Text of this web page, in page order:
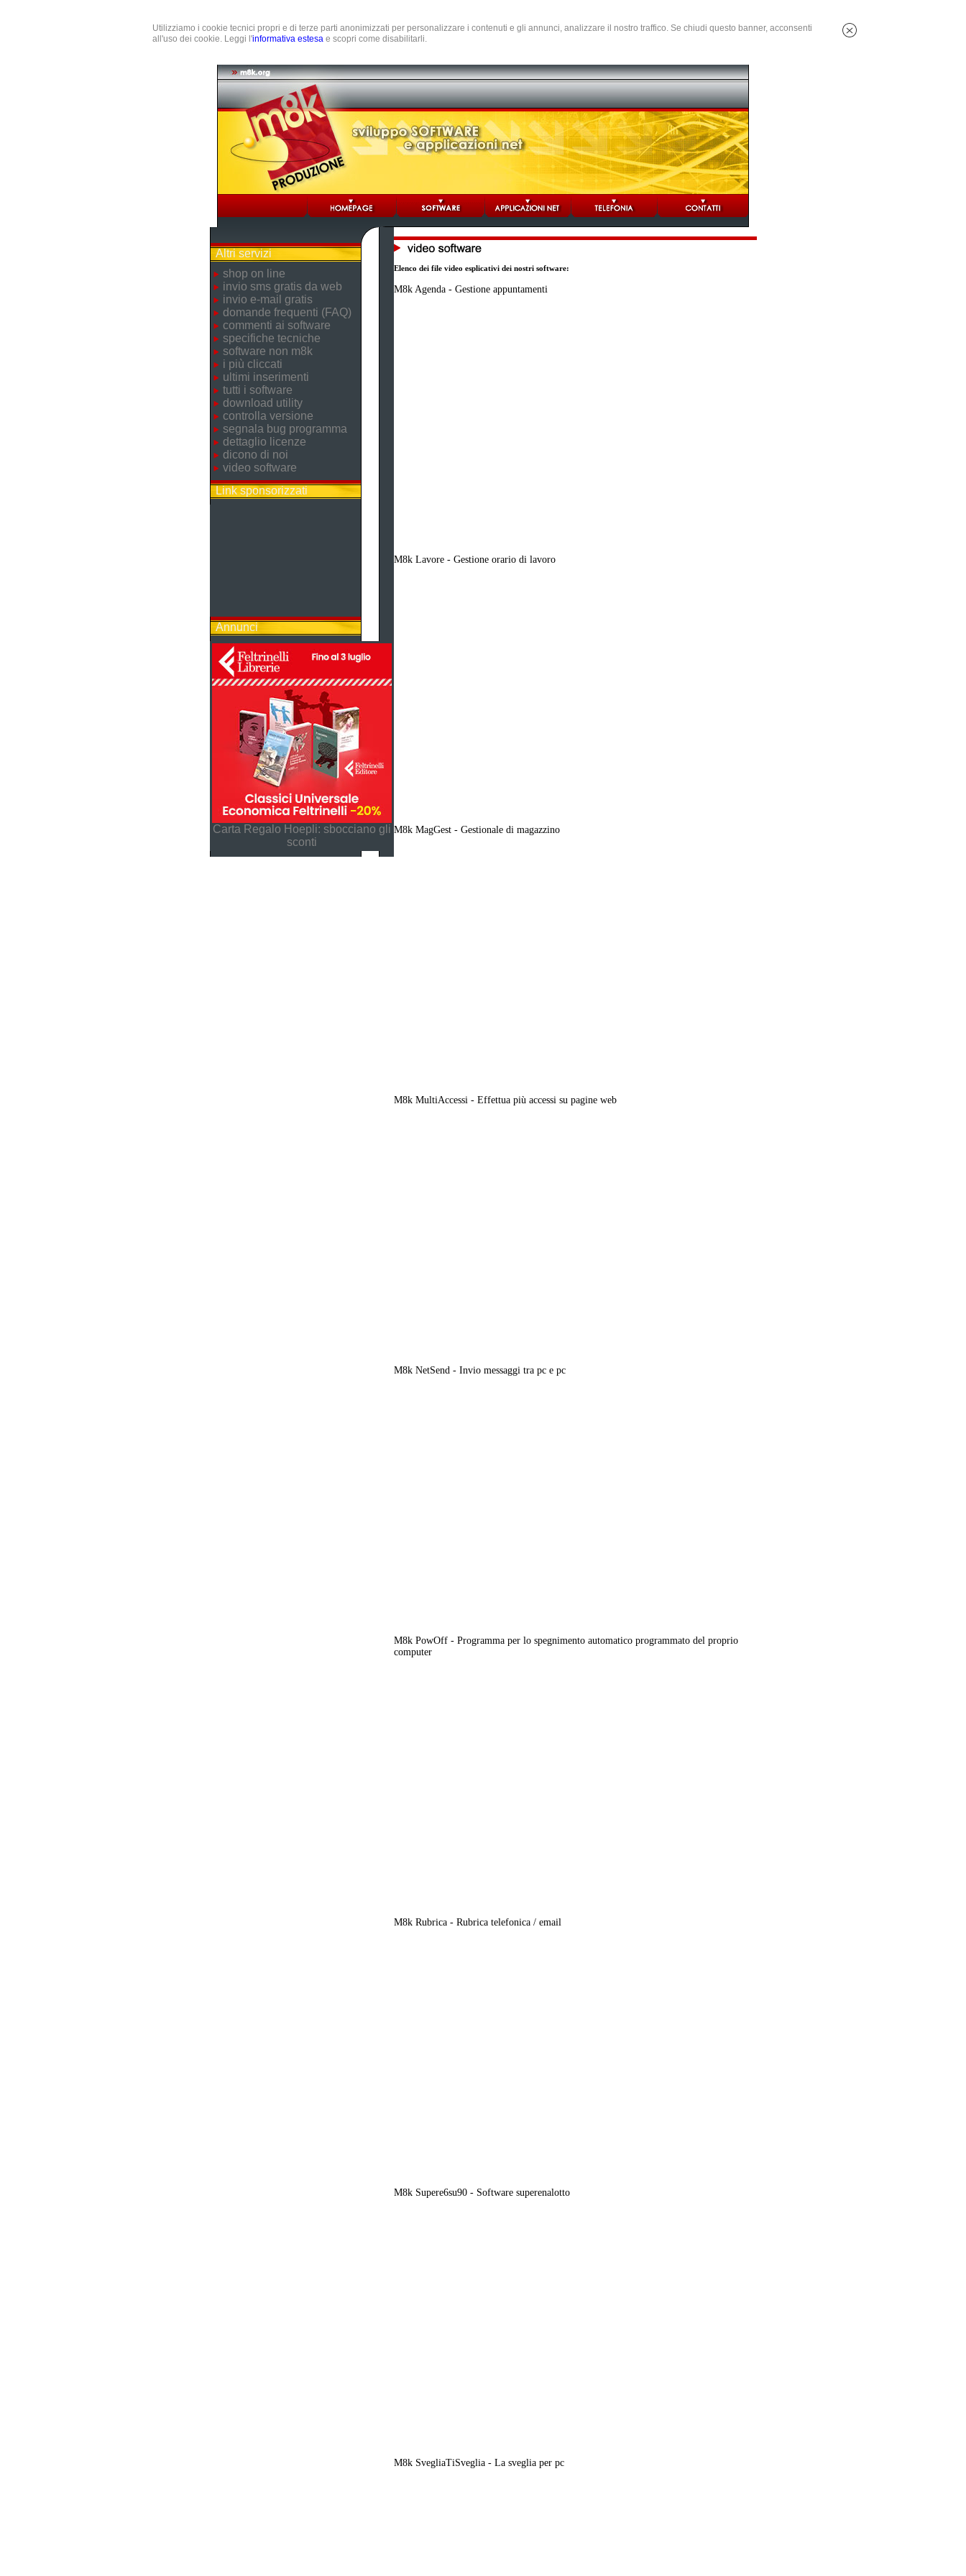
Utilizziamo i cookie tecnici propri e di terze parti anonimizzati per personalizzare i contenuti e gli annunci, analizzare il nostro traffico. Se chiudi questo banner, acconsenti
all'uso dei cookie. Leggi l'informativa estesa e scopri come disabilitarli.
Altri servizi
shop on line
invio sms gratis da web
invio e-mail gratis
domande frequenti (FAQ)
commenti ai software
specifiche tecniche
software non m8k
i più cliccati
ultimi inserimenti
tutti i software
download utility
controlla versione
segnala bug programma
dettaglio licenze
dicono di noi
video software
Link sponsorizzati
Annunci
Carta Regalo Hoepli: sbocciano gli
sconti
Elenco dei file video esplicativi dei nostri software:
M8k Agenda - Gestione appuntamenti
M8k Lavore - Gestione orario di lavoro
M8k MagGest - Gestionale di magazzino
M8k MultiAccessi - Effettua più accessi su pagine web
M8k NetSend - Invio messaggi tra pc e pc
M8k PowOff - Programma per lo spegnimento automatico programmato del proprio
computer
M8k Rubrica - Rubrica telefonica / email
M8k Supere6su90 - Software superenalotto
M8k SvegliaTiSveglia - La sveglia per pc